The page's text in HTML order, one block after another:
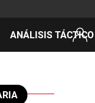
ANÁLISIS TÁCTICO